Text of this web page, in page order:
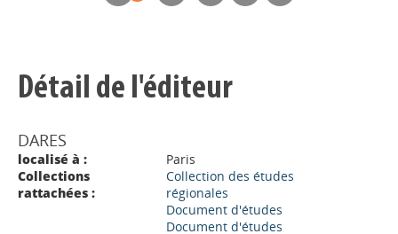
Détail de l'éditeur
DARES
localisé à :
Paris
Collections
rattachées :
Collection des études
régionales
Document d'études
Document d'études